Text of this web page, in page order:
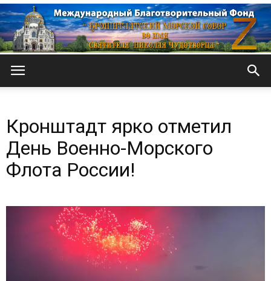
Морской
Кронштадт ярко отметил
День Военно-Морского
Флота России!